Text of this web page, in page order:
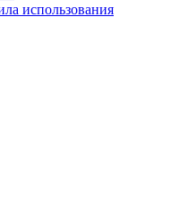
использования